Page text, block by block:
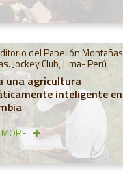
del Pabellón Montañas
Jockey Club, Lima- Perú
una agricultura
inteligente en